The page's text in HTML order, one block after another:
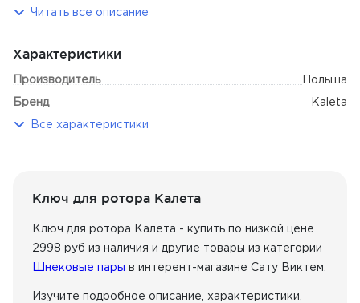
Читать все описание
Характеристики
Производитель
Польша
Бренд
Kaleta
Все характеристики
Ключ для ротора Калета
Ключ для ротора Калета - купить по низкой цене
2998 руб из наличия и другие товары из категории
Шнековые пары в интерент-магазине Сату Виктем.
Изучите подробное описание, характеристики,